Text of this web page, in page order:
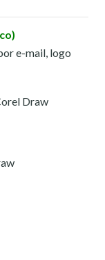
e-mail, logo
Draw